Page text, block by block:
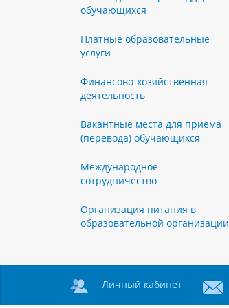
обучающихся
Платные образовательные
услуги
Финансово-хозяйственная
деятельность
Вакантные места для приема
(перевода) обучающихся
Международное
сотрудничество
Организация питания в
образовательной организации
Личный кабинет